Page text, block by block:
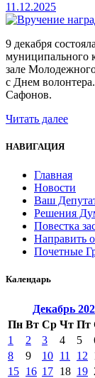
11.12.2025
9 декабря
муниципального
зале
с Днем
Сафонов.
Читать далее
НАВИГАЦИЯ
Главная
Новости
Ваш
Решения
Повестка
Направить
Почетные
Календарь
Декабрь
Пн Вт Ср Чт Пт
1
2 3 4 5
8
9 10 11 12
15 16 17 18 19